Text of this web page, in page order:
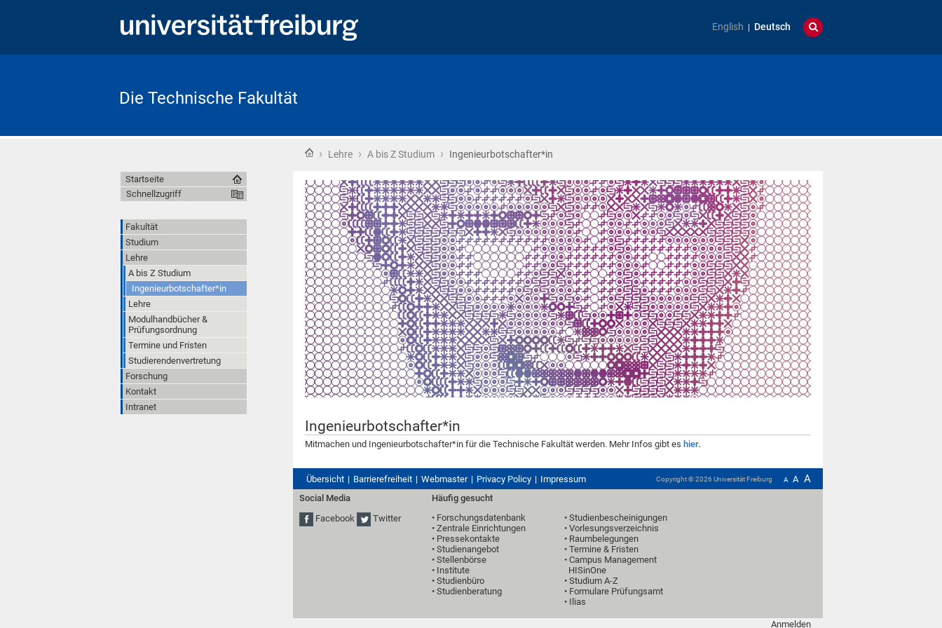
English Deutsch
Die Technische Fakultät
Startseite
› Lehre › A bis Z Studium › Ingenieurbotschafter*in
Ingenieurbotschafter*in
Mitmachen und Ingenieurbotschafter*in für die Technische Fakultät werden. Mehr Infos gibt es hier.
Startseite
Schnellzugriff
Fakultät
Studium
Lehre
A bis Z Studium
Ingenieurbotschafter*in
Lehre
Modulhandbücher &
Prüfungsordnung
Termine und Fristen
Studierendenvertretung
Forschung
Kontakt
Intranet
Übersicht Barrierefreiheit Webmaster Privacy Policy Impressum A A A
Copyright ©2026 Universität Freiburg
Social Media
Facebook
Twitter
Häufig gesucht
• Forschungsdatenbank
• Zentrale Einrichtungen
• Pressekontakte
• Studienangebot
• Stellenbörse
• Institute
• Studienbüro
• Studienberatung
• Studienbescheinigungen
• Vorlesungsverzeichnis
• Raumbelegungen
• Termine & Fristen
• Campus Management
HISinOne
• Studium A-Z
• Formulare Prüfungsamt
• Ilias
Anmelden